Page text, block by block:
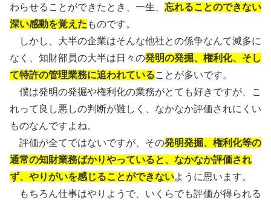
わらせることができたとき、一生、 忘れることのできない
深い感動を覚えた ものです。
しかし、大半の企業はそんな他社との係争なんて滅多に
なく、知財部員の大半は日々の発明の発掘、権利化、そし
て特許の管理業務に追われていることが多いです。
僕は発明の発掘や権利化の業務がとても好きですが、こ
れって良し悪しの判断が難しく、なかなか評価されにくい
ものなんですよね。
評価が全てではないですが、その発明発掘、権利化等の
通常の知財業務ばかりやっていると、なかなか評価され
ず、やりがいを感じることができないように思います。
もちろん仕事はやりようで、いくらでも評価が得られる